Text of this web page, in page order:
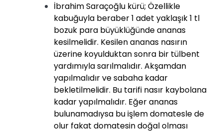
İbrahim Saraçoğlu kürü; Özellikle
kabuğuyla beraber 1 adet yaklaşık 1 tl
bozuk para büyüklüğünde ananas
kesilmelidir. Kesilen ananas nasırın
üzerine koyulduktan sonra bir tülbent
yardımıyla sarılmalıdır. Akşamdan
yapılmalıdır ve sabaha kadar
bekletilmelidir. Bu tarifi nasır kaybolana
kadar yapılmalıdır. Eğer ananas
bulunamadıysa bu işlem domatesle de
olur fakat domatesin doğal olması